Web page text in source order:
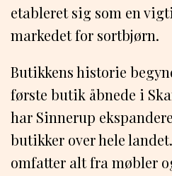
etableret sig som en
markedet for sortbjørn.
Butikkens historie
første butik åbnede i
har Sinnerup
butikker over hele
omfatter alt fra møbler